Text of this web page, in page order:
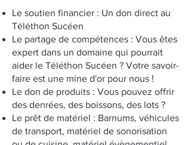
Le soutien financier : Un don direct au
Téléthon Sucéen
Le partage de compétences : Vous êtes
expert dans un domaine qui pourrait
aider le Téléthon Sucéen ? Votre savoir-
faire est une mine d'or pour nous !
Le don de produits : Vous pouvez offrir
des denrées, des boissons, des lots ?
Le prêt de matériel : Barnums, véhicules
de transport, matériel de sonorisation